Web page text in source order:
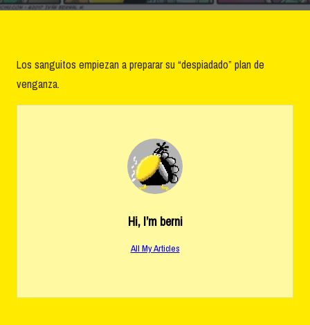
Los sanguitos empiezan a preparar su “despiadado” plan de
venganza.
Hi, I’m berni
All My Articles